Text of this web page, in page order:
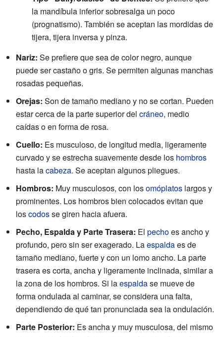
la mandíbula inferior sobresalga un poco
(prognatismo). También se aceptan las mordidas de
tijera, tijera inversa y pinza.
Nariz: Se prefiere que sea de color negro, aunque
puede ser castaño o gris. Se permiten algunas manchas
rosadas pequeñas.
Orejas: Son de tamaño mediano y no se cortan. Pueden
estar cerca de la parte superior del cráneo, medio
caídas o en forma de rosa.
Cuello: Es musculoso, de longitud media, ligeramente
curvado y se estrecha suavemente desde los hombros
hasta lacabeza. Se aceptan algunos pliegues.
Hombros: Muy musculosos, con losomóplatos largos y
prominentes. Los hombros bien colocados evitan que
loscodosse giren hacia afuera.
Pecho, Espalda y Parte Trasera: El pechoes ancho y
profundo, pero sin ser exagerado. Laespaldaes de
tamaño mediano, fuerte y con un lomo ancho. La parte
trasera es corta, ancha y ligeramente inclinada, similar a
la zona de los hombros. Si laespaldase mueve de
forma ondulada al caminar, se considera una falta,
dependiendo de qué tan pronunciada sea la ondulación.
Parte Posterior: Es ancha y muy musculosa, del mismo